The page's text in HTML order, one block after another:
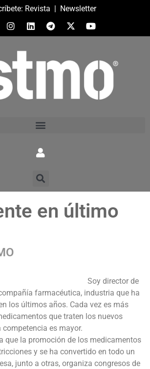
Revista | Newsletter
en último
Soy director de
farmacéutica, industria que ha
los últimos años. Cada vez es más
que traten los nuevos
es mayor.
que la promoción de los medicamentos
y se ha convertido en todo un
junto a otras, organiza congresos de